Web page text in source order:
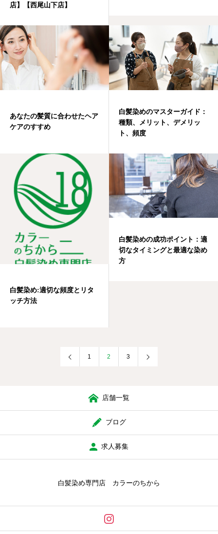
店】【西尾山下店】
あなたの髪質に合わせたヘア
ケアのすすめ
白髪染めのマスターガイド：
種類、メリット、デメリッ
ト、頻度
白髪染め:適切な頻度とリタ
ッチ方法
白髪染めの成功ポイント：適
切なタイミングと最適な染め
方
1 2 3
店舗一覧
ブログ
求人募集
白髪染め専門店 カラーのちから